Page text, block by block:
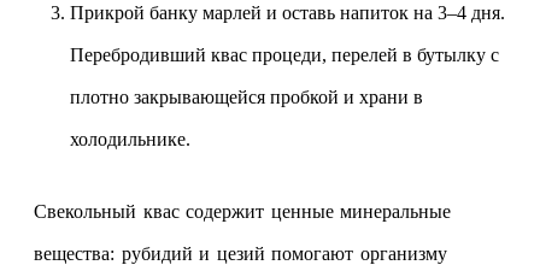
Прикрой банку марлей и оставь напиток на 3–4 дня.
Перебродивший квас процеди, перелей в бутылку с
плотно закрывающейся пробкой и храни в
холодильнике.
Свекольный квассодержит ценные минеральные
вещества: рубидий и цезий помогают организму